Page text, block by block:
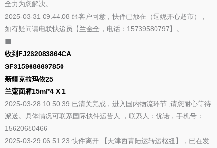
全力为您解决。
2025-03-31 09:44:08 经客户同意，快件已放在（逗妮开心超市），
如有疑问请电联快递员【兰金全，电话：15739580797】。
收到FJ262083864CA
SF3159686697850
新疆克拉玛依25
兰蔻面霜15ml*4 X 1
2025-03-28 10:50:39 已清关完成，进入国内物流环节 ,请您耐心等待
派送。具体情况可联系国际快件运营人 ，联系人：优诺，手机号：
15620680466
2025-03-29 06:51:23 快件离开 【天津西青陆运转运枢纽】，已在发